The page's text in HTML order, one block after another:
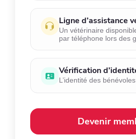
Ligne d’assistance
Un vétérinaire
par téléphone lors des
Vérification
L’identité des
Devenir